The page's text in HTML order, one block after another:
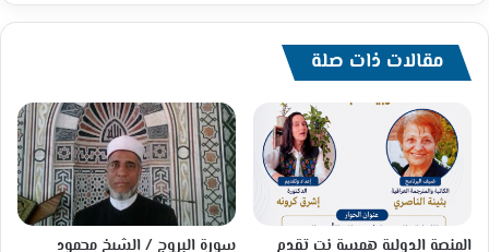
مقالات ذات صلة
المنصة الدولية همسة نت تقدم
سورة البروج / الشيخ محمود